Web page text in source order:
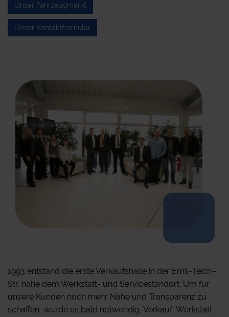
Unser Fahrzeugmarkt
Unser Kontaktformular
1993 entstand die erste Verkaufshalle in der Emil–Teich–
Str. nahe dem Werkstatt- und Servicestandort. Um für
unsere Kunden noch mehr Nähe und Transparenz zu
schaffen, wurde es bald notwendig, Verkauf, Werkstatt